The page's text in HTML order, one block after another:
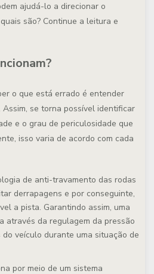
ajudá-lo a direcionar o
são? Continue a leitura e
o que está errado é entender
se torna possível identificar
e o grau de periculosidade que
isso varia de acordo com cada
de anti-travamento das rodas
derrapagens e por conseguinte,
a pista. Garantindo assim, uma
através da regulagem da pressão
veículo durante uma situação de
por meio de um sistema